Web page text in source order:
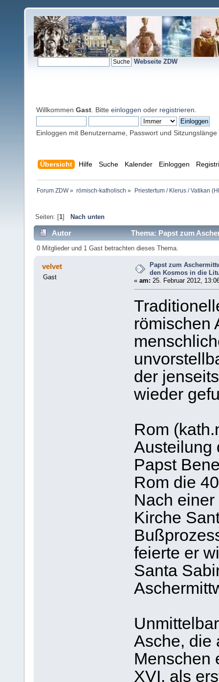
Webseite ZDW
Willkommen Gast . Bitte einloggen oder registrieren
Einloggen mit Benutzername, Passwort und Sitzungslänge
Übersicht Hilfe Suche Kalender Einloggen
Forum ZDW» römisch-katholisch » Priestertum / Klerus / Vatikan
Seiten: [1] Nach unten
Autor
Thema: Papst zum
(Gelesen 5238 mal)
0 Mitglieder und 1 Gast betrachten dieses Thema.
velvet
Gast
Papst zum
den Kosmos in die
« am: 25. Februar 2012,
römischen
der
wieder
Rom
Austeilung
Papst
Rom die
Nach
Kirche
feierte er
Santa
Asche, die
Menschen
XVI. als